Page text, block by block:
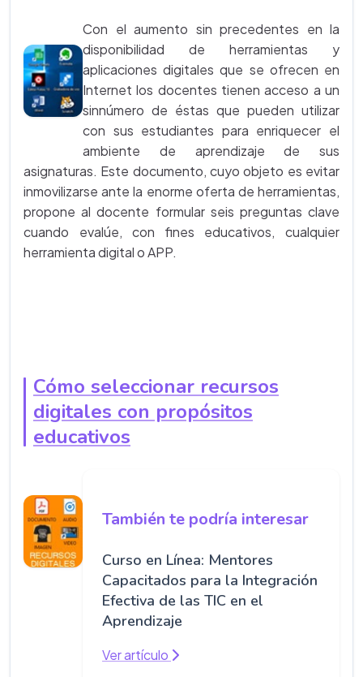
Con el aumento sin precedentes en la
disponibilidad de herramientas y
aplicaciones digitales que se ofrecen en
Internet los docentes tienen acceso a un
sinnúmero de éstas que pueden utilizar
con sus estudiantes para enriquecer el
ambiente de aprendizaje de sus
asignaturas. Este documento, cuyo objeto es evitar
inmovilizarse ante la enorme oferta de herramientas,
propone al docente formular seis preguntas clave
cuando evalúe, con fines educativos, cualquier
herramienta digital o APP.
Cómo seleccionar recursos
digitales con propósitos
educativos
También te podría interesar
Curso en Línea: Mentores
Capacitados para la Integración
Efectiva de las TIC en el
Aprendizaje
Ver artículo